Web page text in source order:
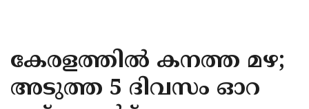
KANNUR
KASARAGOD
കേരളത്തിൽ കനത്ത മഴ;
അടുത്ത 5 ദിവസം ഓറ